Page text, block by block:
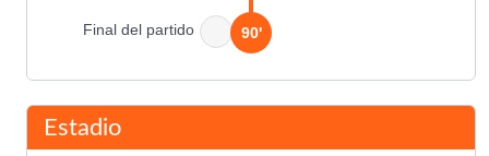
Final del partido 90'
Estadio